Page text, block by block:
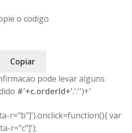
o codigo
Copiar
pode levar alguns
#'+c.orderId+'.':'')+'
r="b"]').onclick=function(){ var
r="c"]');